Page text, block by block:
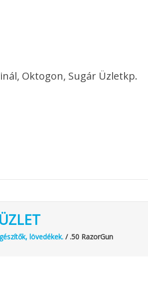
Oktogon, Sugár Üzletkp.
ÜZLET
lövedékek. / .50 RazorGun